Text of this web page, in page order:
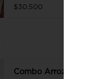
$30.500
Combo Arroz